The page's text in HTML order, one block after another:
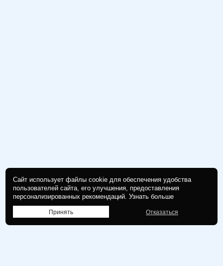
Сайт использует файлы cookie для обеспечения удобства
пользователей сайта, его улучшения, предоставления
персонализированных рекомендаций.Узнать больше
Принять Отказаться